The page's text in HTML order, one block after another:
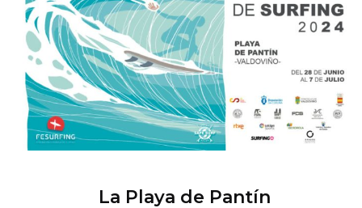
La Playa de Pantín